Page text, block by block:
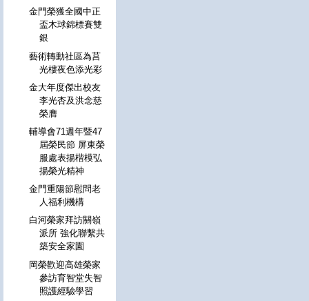
金門榮獲全國中正
盃木球錦標賽雙
銀
藝術轉動社區為莒
光樓夜色添光彩
金大年度傑出校友
李光杏及洪念慈
榮膺
輔導會71週年暨47
屆榮民節 屏東榮
服處表揚楷模弘
揚榮光精神
金門重陽節慰問老
人福利機構
白河榮家拜訪關嶺
派所 強化聯繫共
築安全家園
岡榮歡迎高雄榮家
參訪育智堂失智
照護經驗學習